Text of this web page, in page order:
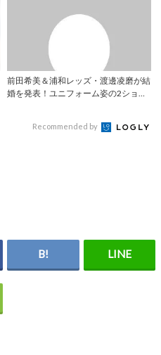
前田希美＆浦和レッズ・渡邊凌磨が結
婚を発表！ユニフォーム姿の2ショッ
Recommended by